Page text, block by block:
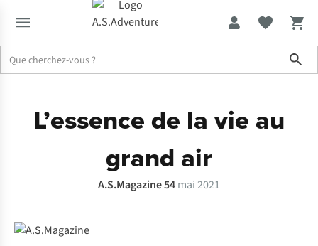
L’essence de la vie au
grand air
A.S.Magazine 54mai 2021